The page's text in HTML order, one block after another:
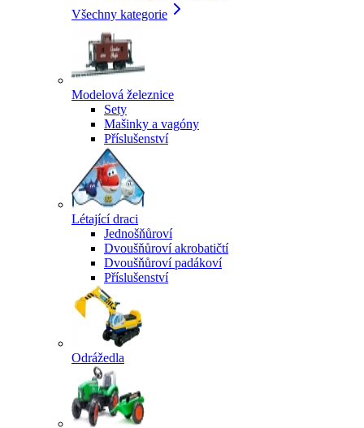
Všechny kategorie
Modelová železnice
Sety
Mašinky a vagóny
Příslušenství
Létající draci
Jednošňůroví
Dvoušňůroví akrobatičtí
Dvoušňůroví padákoví
Příslušenství
Odrážedla